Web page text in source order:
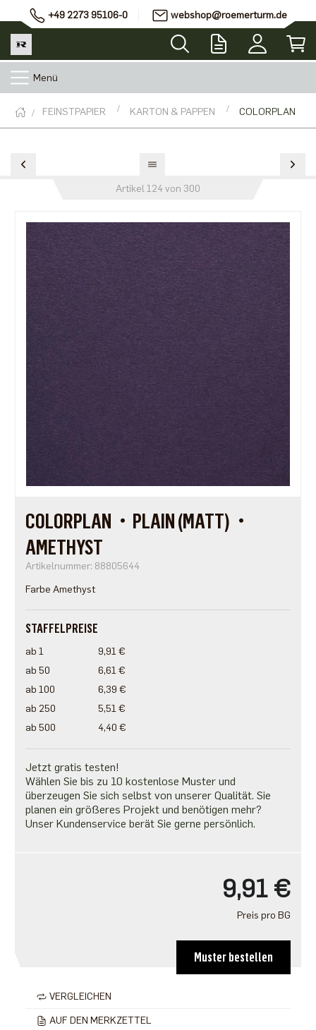
+49 2273 95106-0 webshop@roemerturm.de
Menü
FEINSTPAPIER KARTON & PAPPEN COLORPLAN
Artikel 124 von 300
COLORPLAN・PLAIN (MATT)・
AMETHYST
Artikelnummer: 88805644
Farbe Amethyst
STAFFELPREISE
ab 1
9,91 €
ab 50
6,61 €
ab 100
6,39 €
ab 250
5,51 €
ab 500
4,40 €
Jetzt gratis testen!
Wählen Sie bis zu 10 kostenlose Muster und
überzeugen Sie sich selbst von unserer Qualität. Sie
planen ein größeres Projekt und benötigen mehr?
Unser Kundenservice berät Sie gerne persönlich.
9,91 €
Preis pro BG
Muster bestellen
VERGLEICHEN
AUF DEN MERKZETTEL